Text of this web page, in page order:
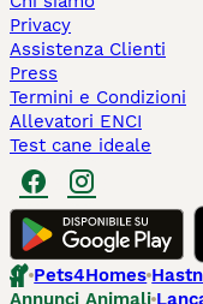
Privacy
Assistenza Clienti
Press
Termini e Condizioni
Allevatori ENCI
Test cane ideale
Pets4Homes